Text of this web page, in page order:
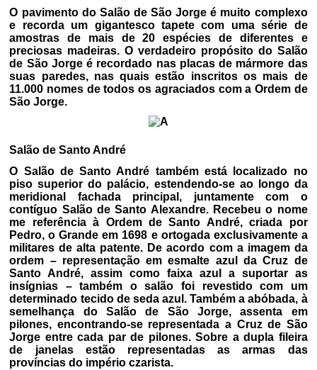
O pavimento do Salão de São Jorge é muito complexo
e recorda um gigantesco tapete com uma série de
amostras de mais de 20 espécies de diferentes e
preciosas madeiras. O verdadeiro propósito do Salão
de São Jorge é recordado nas placas de mármore das
suas paredes, nas quais estão inscritos os mais de
11.000 nomes de todos os agraciados com a Ordem de
São Jorge.
Salão de Santo André
O Salão de Santo André também está localizado no
piso superior do palácio, estendendo-se ao longo da
meridional fachada principal, juntamente com o
contíguo Salão de Santo Alexandre. Recebeu o nome
me referência à Ordem de Santo André, criada por
Pedro, o Grande em 1698 e ortogada exclusivamente a
militares de alta patente. De acordo com a imagem da
ordem – representação em esmalte azul da Cruz de
Santo André, assim como faixa azul a suportar as
insígnias – também o salão foi revestido com um
determinado tecido de seda azul. Também a abóbada, à
semelhança do Salão de São Jorge, assenta em
pilones, encontrando-se representada a Cruz de São
Jorge entre cada par de pilones. Sobre a dupla fileira
de janelas estão representadas as armas das
províncias do império czarista.